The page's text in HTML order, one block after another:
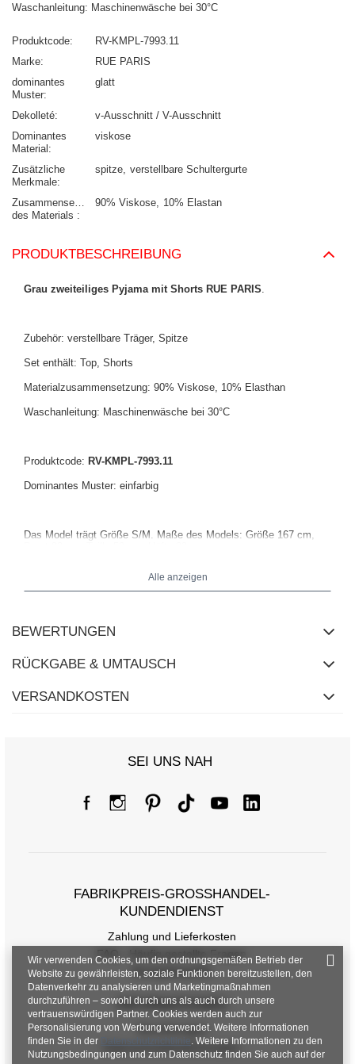
Waschanleitung: Maschinenwäsche bei 30°C
Produktcode
RV-KMPL-7993.11
Marke
RUE PARIS
dominantes
Muster
glatt
Dekolleté
v-Ausschnitt / V-Ausschnitt
Dominantes
Material
viskose
Zusätzliche
Merkmale
spitze verstellbare Schultergurte
Zusammensetzung
des Materials
90% Viskose 10% Elastan
PRODUKTBESCHREIBUNG
Grau zweiteiliges Pyjama mit Shorts RUE PARIS
Zubehör: verstellbare Träger, Spitze
Set enthält: Top, Shorts
Materialzusammensetzung: 90% Viskose, 10% Elasthan
Waschanleitung: Maschinenwäsche bei 30°C
Produktcode: RV-KMPL-7993.11
Dominantes Muster: einfarbig
Das Model trägt Größe S/M. Maße des Models: Größe 167 cm,
Maße flach gemessen (+/- 1cm)
S/M
[A] Brustumfang 72 76
[C] Hüftumfang 82
[D] Gesamtlänge 30 30
[E] Ärmellänge - -
Alle anzeigen
BEWERTUNGEN
RÜCKGABE & UMTAUSCH
VERSANDKOSTEN
SEI UNS NAH
FABRIKPREIS-GROSSHANDEL-K
UNDENDIENST
Zahlung und Lieferkosten
FAQ - Häufig gestellte Fragen
Rückgabepolitik
INFORMATIONEN
Verordnungen
Datenschutzbestimmungen
Wir verwenden Cookies, um den ordnungsgemäßen Betrieb der
Website zu gewährleisten, soziale Funktionen bereitzustellen, den
Datenverkehr zu analysieren und Marketingmaßnahmen
durchzuführen – sowohl durch uns als auch durch unsere
vertrauenswürdigen Partner. Cookies werden auch zur
Personalisierung von Werbung verwendet. Weitere Informationen
finden Sie in der
Datenschutzrichtlinie. Weitere Informationen zu den
Nutzungsbedingungen und zum Datenschutz finden Sie auch auf der